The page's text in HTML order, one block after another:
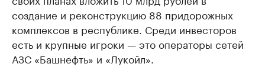
создание и реконструкцию 88 придорожных
комплексов в республике. Среди инвесторов
есть и крупные игроки — это операторы сетей
АЗС «Башнефть» и «Лукойл».